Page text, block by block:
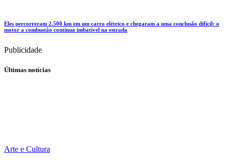
Eles percorreram 2.500 km em um carro elétrico e chegaram a uma conclusão difícil: o
motor a combustão continua imbatível na estrada
Publicidade
Últimas notícias
Arte e Cultura